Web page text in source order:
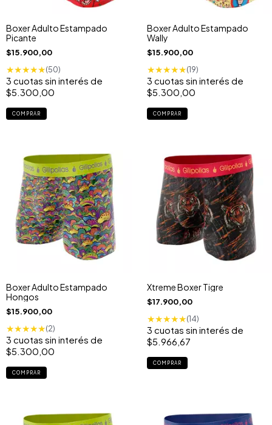
Boxer Adulto Estampado
Picante
$15.900,00
★★★★★(50)
3 cuotas sin interés de
$5.300,00
COMPRAR
Boxer Adulto Estampado
Wally
$15.900,00
★★★★★(19)
3 cuotas sin interés de
$5.300,00
COMPRAR
Boxer Adulto Estampado
Hongos
$15.900,00
★★★★★(2)
3 cuotas sin interés de
$5.300,00
COMPRAR
Xtreme Boxer Tigre
$17.900,00
★★★★★(14)
3 cuotas sin interés de
$5.966,67
COMPRAR